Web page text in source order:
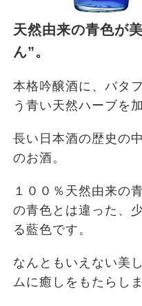
天然由来の青色が
ん”。
本格吟醸酒に、バタ
う青い天然ハーブを
長い日本酒の歴史の
のお酒。
１００％天然由来の
の青色とは違った、
る藍色です。
なんともいえない美
ムに癒しをもたらしま